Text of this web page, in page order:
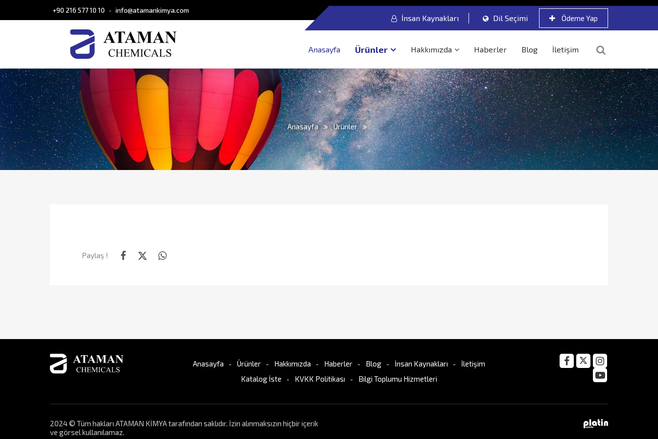
+90 216 577 10 10 - info@atamankimya.com
İnsan Kaynakları Dil Seçimi Ödeme Yap
Anasayfa Ürünler Hakkımızda Haberler Blog İletişim
Anasayfa Ürünler
Paylaş !
Anasayfa Ürünler Hakkımızda Haberler Blog İnsan Kaynakları
İletişim
Katalog İste
KVKK Politikası Bilgi Toplumu Hizmetleri
2024 © Tüm hakları ATAMAN KİMYA tarafından saklıdır. İzin alınmaksızın hiçbir içerik
ve görsel kullanılamaz.